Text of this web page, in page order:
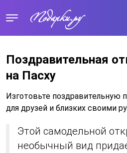
Поздравительная
на Пасху
Изготовьте поздравительную
для друзей и близких своими
Этой самодельной
необычный вид